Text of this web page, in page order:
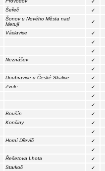
Šeřeč
✓
Šonov u Nového Města nad
Metují
✓
Václavice
✓
✓
✓
Neznášov
✓
✓
Doubravice u České Skalice
✓
Zvole
✓
✓
✓
Boušín
✓
Končiny
✓
✓
Horní Dřevíč
✓
✓
Řešetova Lhota
✓
Starkoč
✓